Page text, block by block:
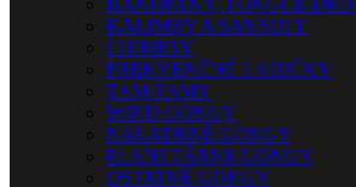
HANDPANY, TONGUE
KALIMBY A SANSULY
CHIMESY
FREKVENČNÉ LADIČKY
TAM-TAMY
WIND GONGY
NALADENÉ GONGY
PLANETÁRNE GONGY
OSTATNÉ GONGY